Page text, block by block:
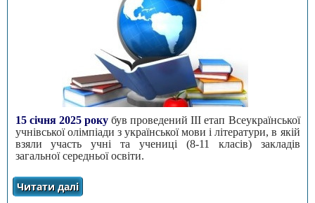
15 січня 2025рокубув проведений III етап Всеукраїнської
учнівської олімпіади з української мови і літератури, в якій
взяли участь учні та учениці (8-11 класів) закладів
загальної середньої освіти.
Читати далі